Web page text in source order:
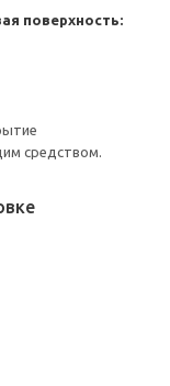
поверхность:
средством.